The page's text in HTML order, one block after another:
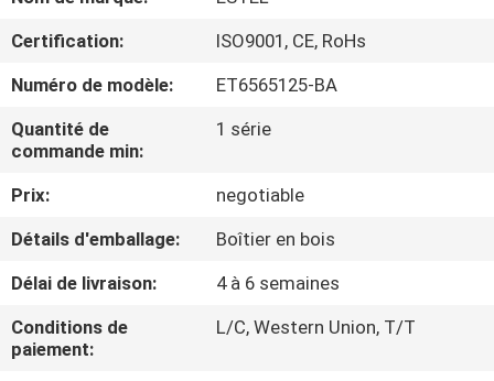
VISITE
D'USINE
CONTRÔLE
DE
QUALITÉ
CONTACTEZ-
NOUS
Certification:
ISO9001, CE, RoHs
Numéro de modèle:
ET6565125-BA
Quantité de
commande min:
1 série
Prix:
negotiable
Détails d'emballage:
Boîtier en bois
Délai de livraison:
4 à 6 semaines
Conditions de
paiement:
L/C, Western Union, T/T